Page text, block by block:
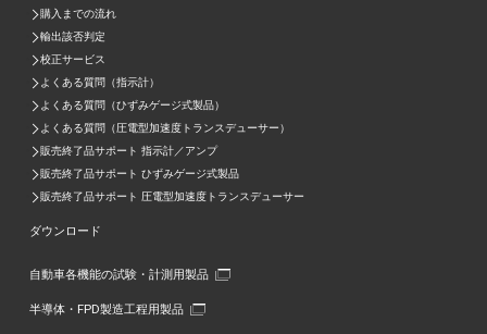
購入までの流れ
輸出該否判定
校正サービス
よくある質問（指示計）
よくある質問（ひずみゲージ式製品）
よくある質問（圧電型加速度トランスデューサー）
販売終了品サポート 指示計／アンプ
販売終了品サポート ひずみゲージ式製品
販売終了品サポート 圧電型加速度トランスデューサー
ダウンロード
自動車各機能の試験・計測用製品
半導体・FPD製造工程用製品